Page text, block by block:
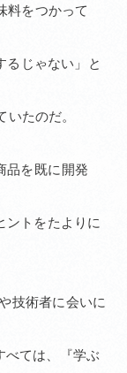
料をつかって
る じゃない」
と
いたのだ。
品を 既に 開発
ントをたよりに
技術者に 会いに
べては、
『学ぶ